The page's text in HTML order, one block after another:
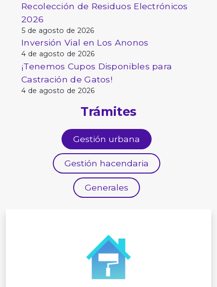
Recolección de Residuos Electrónicos
2026
5 de agosto de 2026
Inversión Vial en Los Anonos
4 de agosto de 2026
¡Tenemos Cupos Disponibles para
Castración de Gatos!
4 de agosto de 2026
Trámites
Gestión urbana
Gestión hacendaria
Generales